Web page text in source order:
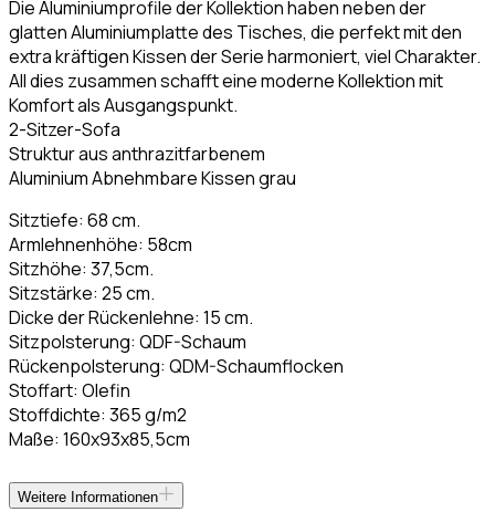
Die Aluminiumprofile der Kollektion haben neben der
glatten Aluminiumplatte des Tisches, die perfekt mit den
extra kräftigen Kissen der Serie harmoniert, viel Charakter.
All dies zusammen schafft eine moderne Kollektion mit
Komfort als Ausgangspunkt.
2-Sitzer-Sofa
Struktur aus anthrazitfarbenem
Aluminium Abnehmbare Kissen grau
Sitztiefe: 68 cm.
Armlehnenhöhe: 58cm
Sitzhöhe: 37,5cm.
Sitzstärke: 25 cm.
Dicke der Rückenlehne: 15 cm.
Sitzpolsterung: QDF-Schaum
Rückenpolsterung: QDM-Schaumflocken
Stoffart: Olefin
Stoffdichte: 365 g/m2
Maße: 160x93x85,5cm
Weitere Informationen